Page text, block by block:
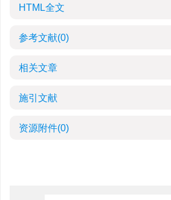
HTML全文
参考文献(0)
相关文章
施引文献
资源附件(0)